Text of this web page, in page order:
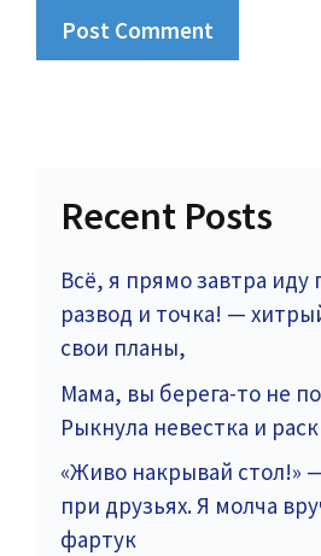
Recent Posts
Всё, я прямо завтра иду
развод и точка! —
свои планы,
Мама, вы берега-то не
Рыкнула невестка и
«Живо накрывай стол!»
при друзьях. Я молча
фартук